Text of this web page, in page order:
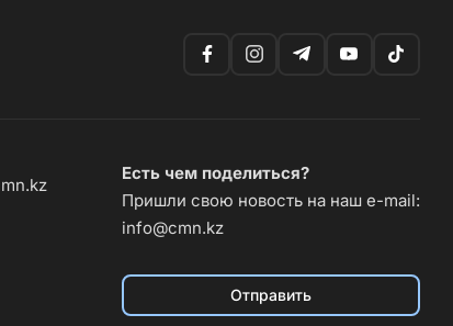
Есть чем поделиться?
Пришли свою новость на наш e-mail:
info@cmn.kz
Отправить